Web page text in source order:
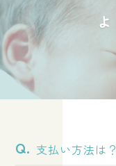
よ
支払い方法は？